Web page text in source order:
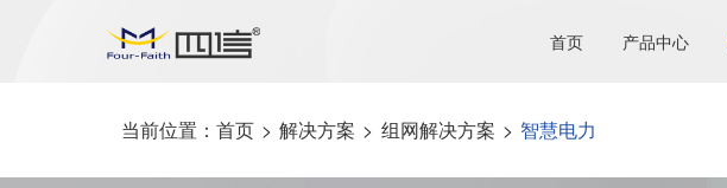
首页 产品中心
当前位置： 首页 > 解决方案 > 组网解决方案 > 智慧电力